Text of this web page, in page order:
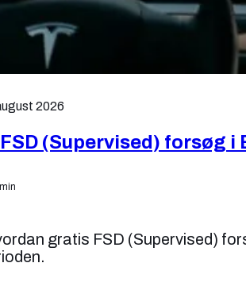
2026
(Supervised) forsøg i
gratis FSD (Supervised)